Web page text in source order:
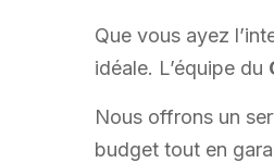
Que vous ayez
idéale. L’équipe du
Nous offrons un
budget tout en